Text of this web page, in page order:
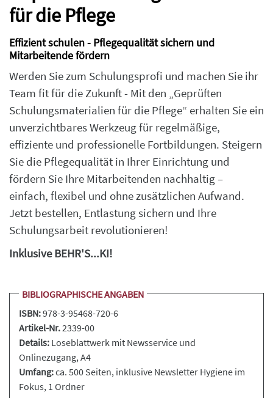
für die Pflege
Effizient schulen - Pflegequalität sichern und
Mitarbeitende fördern
Werden Sie zum Schulungsprofi und machen Sie ihr
Team fit für die Zukunft - Mit den „Geprüften
Schulungsmaterialien für die Pflege“ erhalten Sie ein
unverzichtbares Werkzeug für regelmäßige,
effiziente und professionelle Fortbildungen. Steigern
Sie die Pflegequalität in Ihrer Einrichtung und
fördern Sie Ihre Mitarbeitenden nachhaltig –
einfach, flexibel und ohne zusätzlichen Aufwand.
Jetzt bestellen, Entlastung sichern und Ihre
Schulungsarbeit revolutionieren!
Inklusive BEHR'S...KI!
BIBLIOGRAPHISCHE ANGABEN
ISBN:978-3-95468-720-6
Artikel-Nr.2339-00
Details: Loseblattwerk mit Newsservice und
Onlinezugang, A4
Umfang:ca. 500 Seiten, inklusive Newsletter Hygiene im
Fokus, 1 Ordner